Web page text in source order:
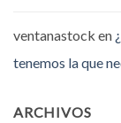
ventanastock en
tenemos la que
ARCHIVOS